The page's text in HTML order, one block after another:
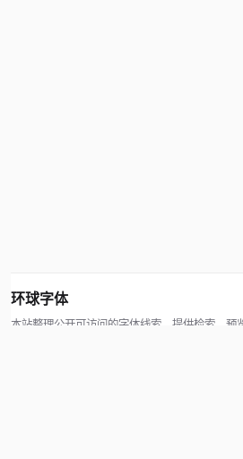
环球字体
本站整理公开可访问的字体线索，提供检索、预